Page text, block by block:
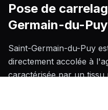
Pose de
Germain-du-Puy
Saint-Germain-du-Puy
directement accolée à
caractérisée par un tissu